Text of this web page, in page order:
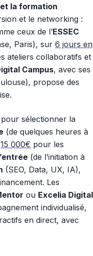
la formation
et le networking :
ceux de l’ESSEC
Paris), sur 6 jours en
ateliers collaboratifs et
Campus, avec ses
propose des
sélectionner la
(de quelques heures à
15 000€ pour les
(de l’initiation à
(SEO, Data, UX, IA),
Les
ou Excelia Digital
individualisé,
en direct, avec